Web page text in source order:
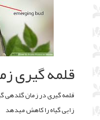
قلمه گیری
قلمه گیری در زمان گلدهی
زایی گیاه را کاهش میدهد